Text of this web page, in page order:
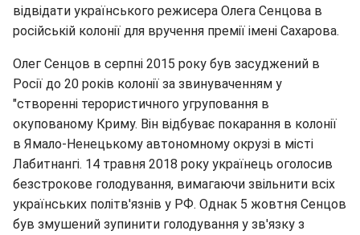
відвідати українського режисера Олега Сенцова в
російській колонії для вручення премії імені Сахарова.
Олег Сенцов в серпні 2015 року був засуджений в
Росії до 20 років колонії за звинуваченням у
"створенні терористичного угруповання в
окупованому Криму. Він відбуває покарання в колонії
в Ямало-Ненецькому автономному окрузі в місті
Лабитнангі. 14 травня 2018 року українець оголосив
безстрокове голодування, вимагаючи звільнити всіх
українських політв'язнів у РФ. Однак 5 жовтня Сенцов
був змушений зупинити голодування у зв'язку з